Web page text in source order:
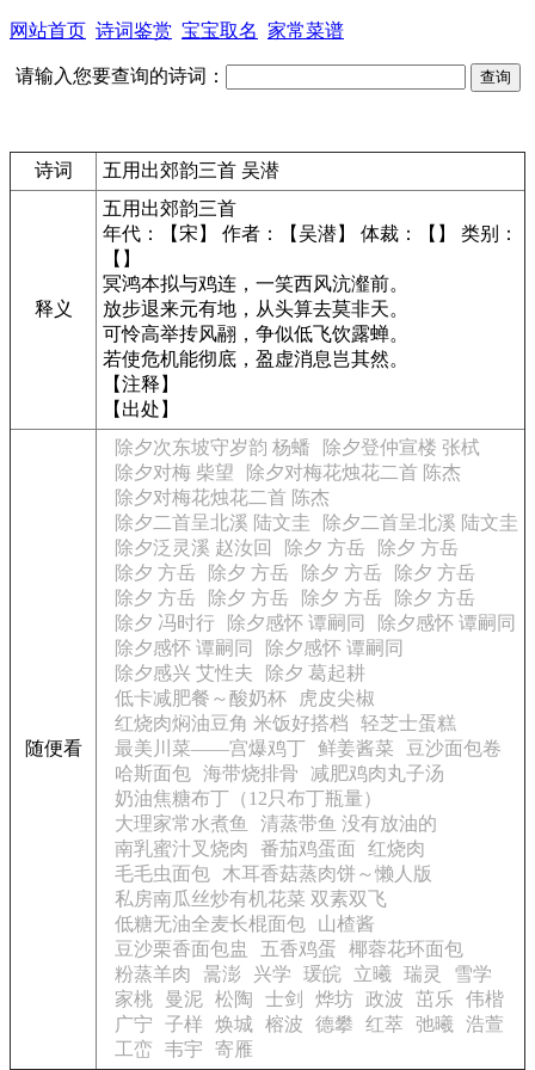
网站首页 诗词鉴赏 宝宝取名 家常菜谱
请输入您要查询的诗词：
诗词 五用出郊韵三首 吴潜
释义
五用出郊韵三首
年代：【宋】 作者：【吴潜】 体裁：【】 类别：
【】
冥鸿本拟与鸡连，一笑西风沆瀣前。
放步退来元有地，从头算去莫非天。
可怜高举抟风翮，争似低飞饮露蝉。
若使危机能彻底，盈虚消息岂其然。
【注释】
【出处】
随便看
除夕次东坡守岁韵 杨蟠
除夕登仲宣楼 张栻
除夕对梅 柴望
除夕对梅花烛花二首 陈杰
除夕对梅花烛花二首 陈杰
除夕二首呈北溪 陆文圭
除夕二首呈北溪 陆文圭
除夕泛灵溪 赵汝回
除夕 方岳
除夕 方岳
除夕 方岳
除夕 方岳 除夕 方岳
除夕 方岳
除夕 方岳
除夕 方岳 除夕 方岳
除夕 方岳
除夕 冯时行
除夕感怀 谭嗣同
除夕感怀 谭嗣同
除夕感怀 谭嗣同
除夕感怀 谭嗣同
除夕感兴 艾性夫
除夕 葛起耕
低卡减肥餐～酸奶杯
虎皮尖椒
红烧肉焖油豆角 米饭好搭档
轻芝士蛋糕
最美川菜——宫爆鸡丁 鲜姜酱菜
豆沙面包卷
哈斯面包 海带烧排骨
减肥鸡肉丸子汤
奶油焦糖布丁（12只布丁瓶量）
大理家常水煮鱼
清蒸带鱼 没有放油的
南乳蜜汁叉烧肉
番茄鸡蛋面
红烧肉
毛毛虫面包
木耳香菇蒸肉饼～懒人版
私房南瓜丝炒有机花菜 双素双飞
低糖无油全麦长棍面包
山楂酱
豆沙栗香面包盅
五香鸡蛋
椰蓉花环面包
粉蒸羊肉
暠澎 兴学 瑗皖 立曦 瑞灵
雪学
家桃
曼泥 松陶 士剑 烨坊 政波 茁乐
伟楷
广宁
子样 焕城 榕波 德攀 红萃 弛曦 浩萱
工峦
韦宇 寄雁